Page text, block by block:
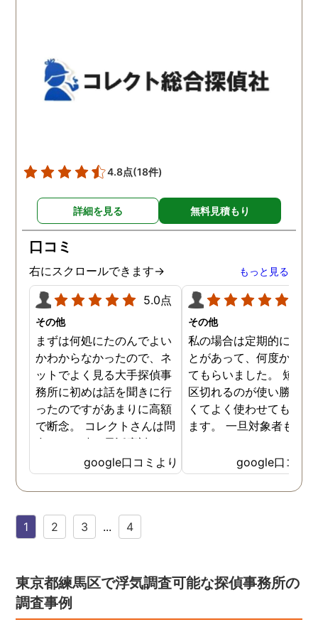
た私のケアをしっかりして
くださったおかげで、今は
元気に過ごせています。
して良かったと思ってい
4.8点(18件)
詳細を見る 無料見積もり
口コミ
右にスクロールできます→ もっと見る
5.0点
その他
まずは何処にたのんでよい
かわからなかったので、ネ
ットでよく見る大手探偵事
務所に初めは話を聞きに行
ったのですがあまりに高額
で断念。 コレクトさんは問
合せした時の電話応対がと
ても誠実な感じが伝わって
きたので3社目で伺いまし
た。 各社特徴はありました
得できたので試しにたのん
法的証拠を集める内容でし
たが成果はだしてくれまし
たね。 終始気持ちの良い取
google口コミより
その他
私の場合は定期的に頼む
とがあって、何度か調査
てもらいました。 短時
区切れるのが使い勝手が
くてよく使わせてもらっ
ます。 一旦対象者も落
様子を見たいと思います
様子を見て動きそうなら
の時はまた尾行をお願い
google口コミ
1 2 3 ... 4
東京都練馬区で浮気調査可能な探偵事務所の
調査事例